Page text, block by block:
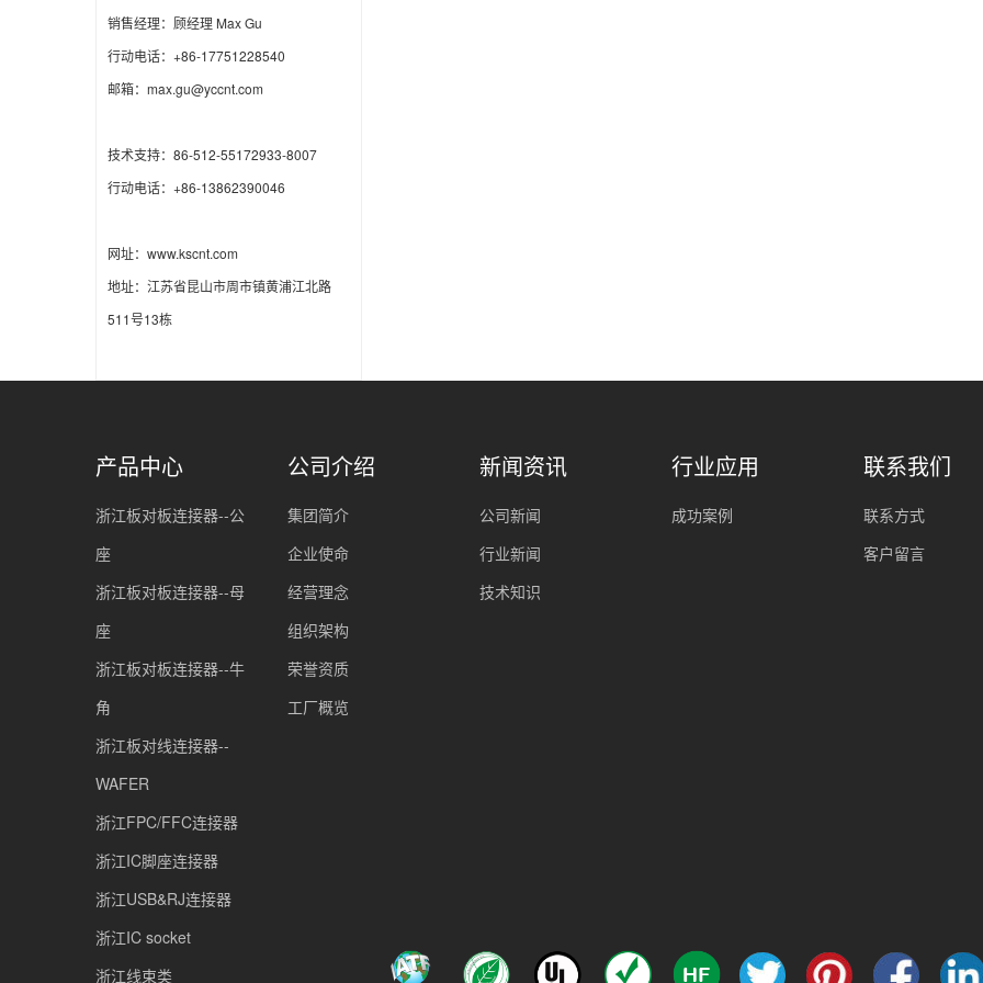
销售经理：顾经理 Max Gu
行动电话：+86-17751228540
邮箱：max.gu@yccnt.com
技术支持：86-512-55172933-8007
行动电话：+86-13862390046
网址：www.kscnt.com
地址：江苏省昆山市周市镇黄浦江北路
511号13栋
产品中心
浙江板对板连接器--公
座
浙江板对板连接器--母
座
浙江板对板连接器--牛
角
浙江板对线连接器--
WAFER
浙江FPC/FFC连接器
浙江IC脚座连接器
浙江USB&RJ连接器
浙江IC socket
浙江线束类
公司介绍
集团简介
企业使命
经营理念
组织架构
荣誉资质
工厂概览
新闻资讯
公司新闻
行业新闻
技术知识
行业应用
成功案例
联系我们
联系方式
客户留言